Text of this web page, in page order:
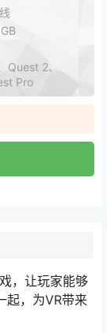
Quest 2、
Pro
，让玩家能够
起，为VR带来